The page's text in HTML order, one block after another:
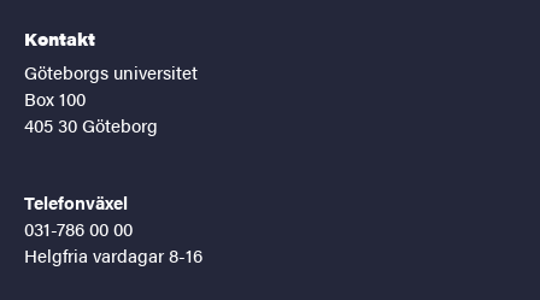
Kontakt
Göteborgs universitet
Box 100
405 30 Göteborg
Telefonväxel
031-786 00 00
Helgfria vardagar 8-16